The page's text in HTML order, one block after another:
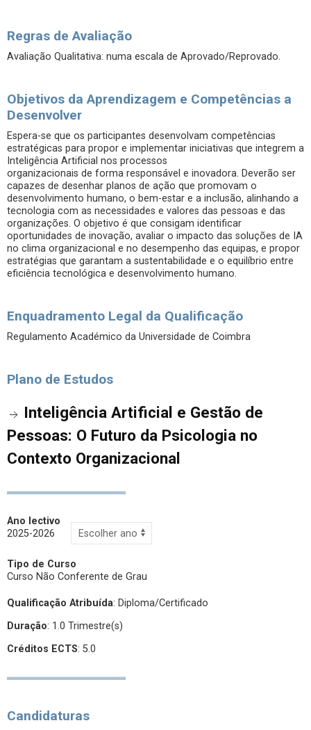
Regras de Avaliação
Avaliação Qualitativa: numa escala de Aprovado/Reprovado.
Objetivos da Aprendizagem e Competências a
Desenvolver
Espera-se que os participantes desenvolvam competências
estratégicas para propor e implementar iniciativas que integrem a
Inteligência Artificial nos processos
organizacionais de forma responsável e inovadora. Deverão ser
capazes de desenhar planos de ação que promovam o
desenvolvimento humano, o bem-estar e a inclusão, alinhando a
tecnologia com as necessidades e valores das pessoas e das
organizações. O objetivo é que consigam identificar
oportunidades de inovação, avaliar o impacto das soluções de IA
no clima organizacional e no desempenho das equipas, e propor
estratégias que garantam a sustentabilidade e o equilíbrio entre
eficiência tecnológica e desenvolvimento humano.
Enquadramento Legal da Qualificação
Regulamento Académico da Universidade de Coimbra
Plano de Estudos
Inteligência Artificial e Gestão de
Pessoas: O Futuro da Psicologia no
Contexto Organizacional
Ano lectivo
2025-2026
Tipo de Curso
Curso Não Conferente de Grau
Qualificação Atribuída: Diploma/Certificado
Duração: 1.0 Trimestre(s)
Créditos ECTS: 5.0
Candidaturas